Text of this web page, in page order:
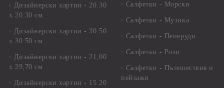
Дизайнерски хартии - 20.30
х 20.30 см.
Дизайнерски хартии - 30.50
х 30.50 см.
Дизайнерски хартии - 21,00
х 29,70 см
Дизайнерски хартии - 15.20
Салфетки - Морски
Салфетки - Музика
Салфетки - Пеперуди
Салфетки - Рози
Салфетки - Пътешествия и
пейзажи